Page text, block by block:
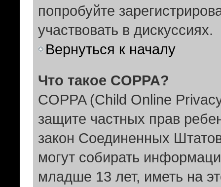
попробуйте
участвовать в дискуссиях.
Вернуться к началу
Что такое COPPA?
COPPA (Child Online
защите частных прав
закон Соединенных
могут собирать
младше 13 лет, иметь на